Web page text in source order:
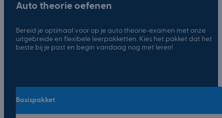
Auto theorie oefenen
Bereid je optimaal voor op je auto theorie-examen met onze
uitgebreide en flexibele leerpakketten. Kies het pakket dat het
beste bij je past en begin vandaag nog met leren!
Basispakket